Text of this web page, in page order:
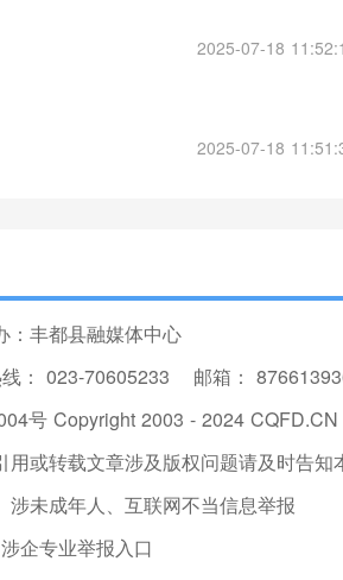
2025-07-18
2025-07-18
：丰都县融媒体中心
： 023-70605233 邮箱：
号 Copyright 2003 - 2024
用或转载文章涉及版权问题请及时告知
涉未成年人、互联网不当信息举报
涉企专业举报入口